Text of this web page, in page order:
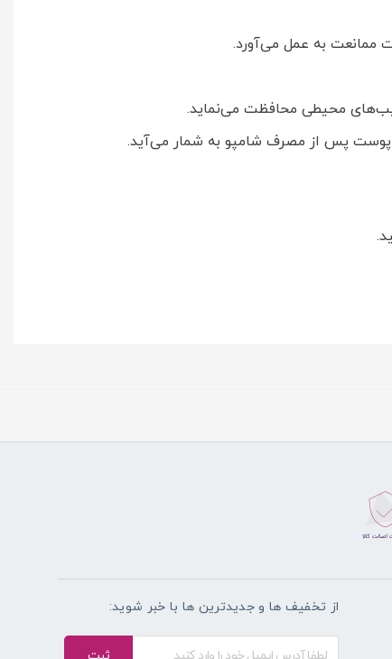
ممانعت به عمل می‌آورد.
آسیب‌های محیطی محافظت می‌نماید.
پوست پس از مصرف شامپو به شمار می‌آید.
از تخفیف ها و جدیدترین ها با خبر شوید: